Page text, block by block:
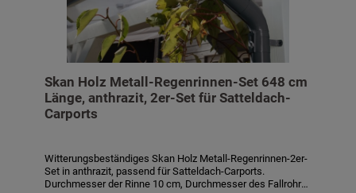
Skan Holz Metall-Regenrinnen-Set 648 cm
Länge, anthrazit, 2er-Set für Satteldach-
Carports
Witterungsbeständiges Skan Holz Metall-Regenrinnen-2er-
Set in anthrazit, passend für Satteldach-Carports.
Durchmesser der Rinne 10 cm, Durchmesser des Fallrohrs